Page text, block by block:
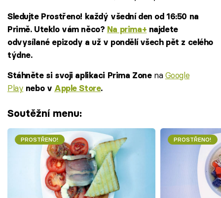
Sledujte Prostřeno! každý všední den od 16:50 na
Primě. Uteklo vám něco? Na prima+ najdete
odvysílané epizody a už v pondělí všech pět z celého
týdne.
Stáhněte si svoji aplikaci Prima Zone naGoogle
Play nebo v Apple Store.
Soutěžní menu:
PROSTŘENO! PROSTŘENO!